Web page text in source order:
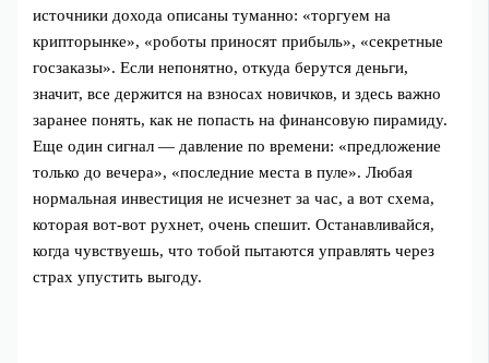
источники дохода описаны туманно: «торгуем на
крипторынке», «роботы приносят прибыль», «секретные
госзаказы». Если непонятно, откуда берутся деньги,
значит, все держится на взносах новичков, и здесь важно
заранее понять, как не попасть на финансовую пирамиду.
Еще один сигнал — давление по времени: «предложение
только до вечера», «последние места в пуле». Любая
нормальная инвестиция не исчезнет за час, а вот схема,
которая вот-вот рухнет, очень спешит. Останавливайся,
когда чувствуешь, что тобой пытаются управлять через
страх упустить выгоду.